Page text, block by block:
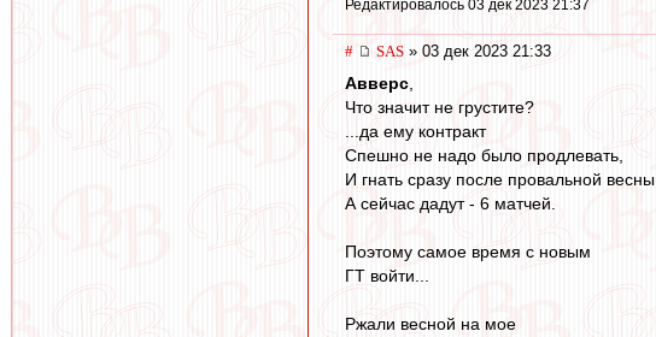
Редактировалось 03 дек 2023 21:37
# SAS » 03 дек 2023 21:33
Авверс
Что значит не грустите?
...да ему контракт
Спешно не надо было продлевать,
И гнать сразу после провальной весны.
А сейчас дадут - 6 матчей.
Поэтому самое время с новым
ГТ войти...
Ржали весной на мое